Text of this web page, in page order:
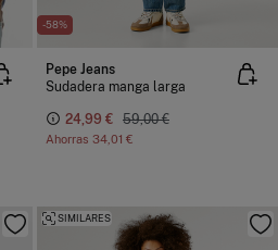
-58%
Pepe Jeans
Sudadera manga larga
24,99 € 59,00 €
Ahorras 34,01 €
SIMILARES